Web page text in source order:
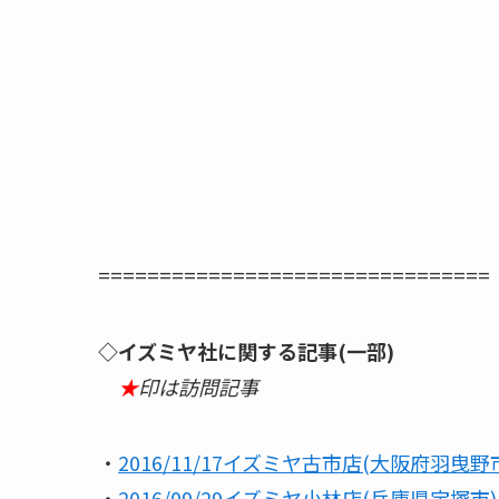
================================
◇イズミヤ社に関する記事(一部)
★印は訪問記事
・ 2016/11/17イズミヤ古市店(大阪府羽曳野